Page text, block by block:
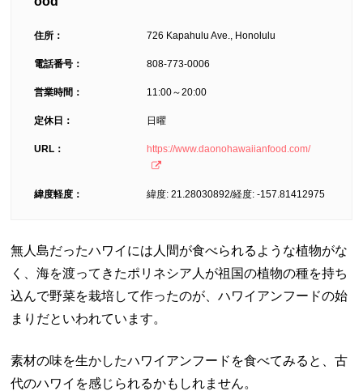
住所： 726 Kapahulu Ave., Honolulu
電話番号： 808-773-0006
営業時間： 11:00～20:00
定休日： 日曜
URL： https://www.daonohawaiianfood.com/
緯度軽度： 緯度: 21.28030892/経度: -157.81412975
無人島だったハワイには人間が食べられるような植物がな
く、海を渡ってきたポリネシア人が祖国の植物の種を持ち
込んで野菜を栽培して作ったのが、ハワイアンフードの始
まりだといわれています。
素材の味を生かしたハワイアンフードを食べてみると、古
代のハワイを感じられるかもしれません。